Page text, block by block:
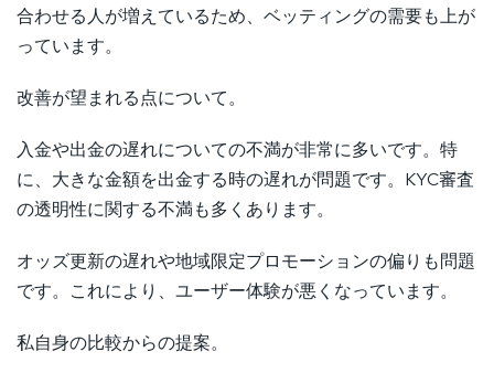
合わせる人が増えているため、ベッティングの需要も上が
っています。
改善が望まれる点について。
入金や出金の遅れについての不満が非常に多いです。特
に、大きな金額を出金する時の遅れが問題です。KYC審査
の透明性に関する不満も多くあります。
オッズ更新の遅れや地域限定プロモーションの偏りも問題
です。これにより、ユーザー体験が悪くなっています。
私自身の比較からの提案。